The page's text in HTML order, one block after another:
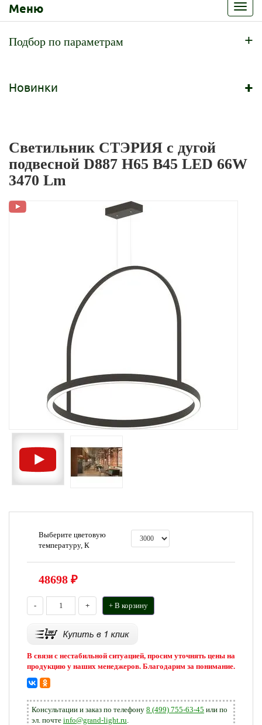
Меню
Подбор по параметрам +
Новинки +
Светильник СТЭРИЯ с дугой
подвесной D887 H65 B45 LED 66W
3470 Lm
Выберите цветовую
температуру, К
48698 ₽
- + + В корзину
В связи с нестабильной ситуацией, просим уточнять цены на
продукцию у наших менеджеров. Благодарим за понимание.
Консультации и заказ по телефону 8 (499) 755-63-45 или по
эл. почте info@grand-light.ru.